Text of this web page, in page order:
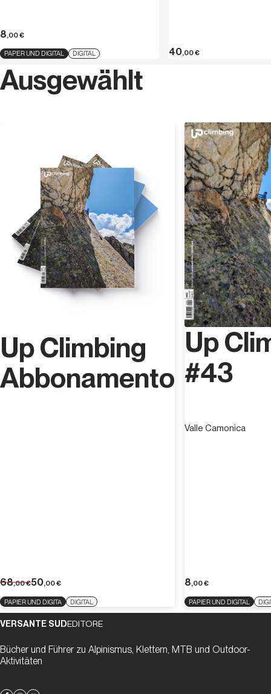
8,00€
PAPER UND DIGITAL DIGITAL 40,00€
Ausgewählt
Up Climbing
Abbonamento
68,00€50,00€
PAPIER UND DIGITA DIGITAL
Up
#43
Valle Camonica
8,00€
PAPIER UND DIGITAL
VERSANTE SUDEDITORE
Bücher und Führer zu Alpinismus, Klettern, MTB und Outdoor-
Aktivitäten